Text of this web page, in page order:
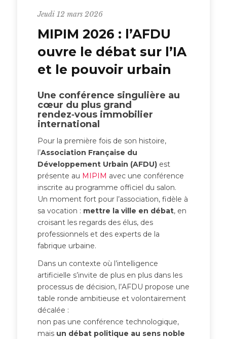
Jeudi 12 mars 2026
MIPIM 2026 : l’AFDU
ouvre le débat sur l’IA
et le pouvoir urbain
Une conférence singulière au
cœur du plus grand
rendez‑vous immobilier
international
Pour la première fois de son histoire,
l’Association Française du
Développement Urbain (AFDU)est
présente au MIPIM avec une conférence
inscrite au programme officiel du salon.
Un moment fort pour l’association, fidèle à
sa vocation : mettre la ville en débat, en
croisant les regards des élus, des
professionnels et des experts de la
fabrique urbaine.
Dans un contexte où l’intelligence
artificielle s’invite de plus en plus dans les
processus de décision, l’AFDU propose une
table ronde ambitieuse et volontairement
décalée :
non pas une conférence technologique,
mais un débat politique au sens noble